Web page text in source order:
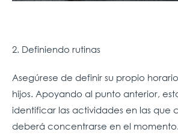
2. Definiendo rutinas
Asegúrese de definir su propio
hijos. Apoyando al punto anterior,
identificar las actividades en las que
deberá concentrarse en el